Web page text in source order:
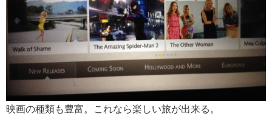
映画の種類も豊富。これなら楽しい旅が出来る。